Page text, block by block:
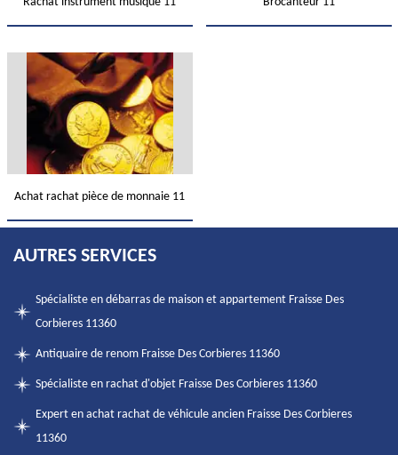
Achat rachat pièce de monnaie 11
AUTRES SERVICES
Spécialiste en débarras de maison et appartement Fraisse Des
Corbieres 11360
Antiquaire de renom Fraisse Des Corbieres 11360
Spécialiste en rachat d'objet Fraisse Des Corbieres 11360
Expert en achat rachat de véhicule ancien Fraisse Des Corbieres
11360